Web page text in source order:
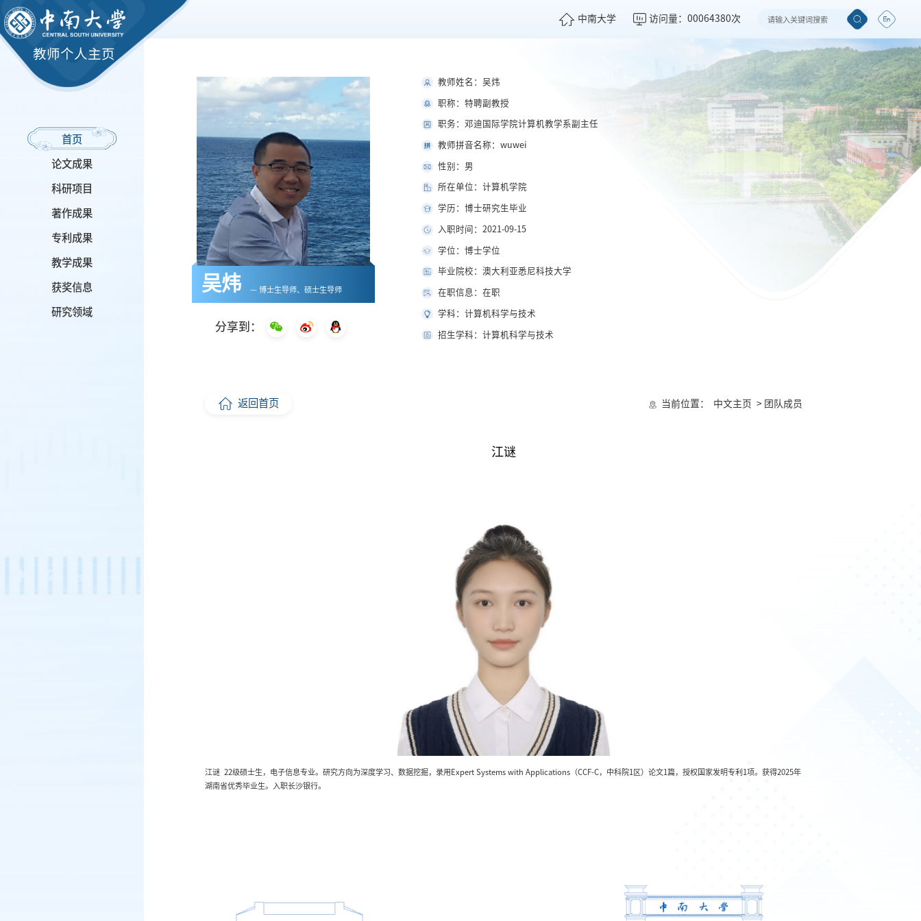
教师个人主页
首页
论文成果
科研项目
著作成果
专利成果
教学成果
获奖信息
研究领域
中南大学 访问量： 00064380次
吴炜 — 博士生导师、硕士生导师
分享到：
教师姓名：吴炜
职称：特聘副教授
职务：邓迪国际学院计算机教学系副主任
教师拼音名称：wuwei
性别：男
所在单位：计算机学院
学历：博士研究生毕业
入职时间：2021-09-15
学位：博士学位
毕业院校：澳大利亚悉尼科技大学
在职信息：在职
学科：计算机科学与技术
招生学科：计算机科学与技术
返回首页 当前位置： 中文主页 > 团队成员
江谜
江谜 22级硕士生，电子信息专业。研究方向为深度学习、数据挖掘，录用Expert Systems with Applications（CCF-C，中科院1区）论文1篇 ，授权国家发明专利1项。获得2025年
湖南省优秀毕业生。入职长沙银行。